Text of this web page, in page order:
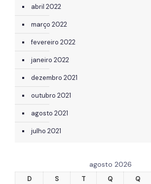
abril 2022
março 2022
fevereiro 2022
janeiro 2022
dezembro 2021
outubro 2021
agosto 2021
julho 2021
agosto 2026
D S T Q Q